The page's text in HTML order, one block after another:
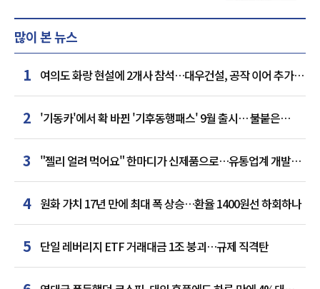
많이 본 뉴스
1 여의도 화랑 현설에 2개사 참석…대우건설, 공작 이어 추가
거점 확보하나
2 '기동카'에서 확 바뀐 '기후동행패스' 9월 출시… 불붙은
카드사 경쟁
3
"젤리 얼려 먹어요" 한마디가 신제품으로…유통업계 개발실
된 SNS
4 원화 가치 17년 만에 최대 폭 상승…환율 1400원선 하회하나
5 단일 레버리지 ETF 거래대금 1조 붕괴…규제 직격탄